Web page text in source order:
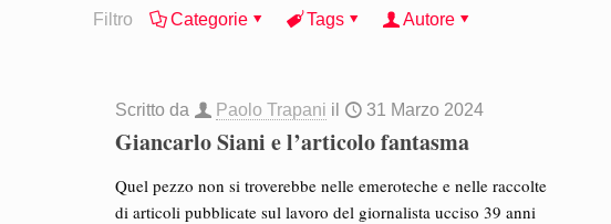
Filtro Categorie Tags Autore
Scritto da Paolo Trapani il 31 Marzo 2024
Giancarlo Siani e l’articolo fantasma
Quel pezzo non si troverebbe nelle emeroteche e nelle raccolte
di articoli pubblicate sul lavoro del giornalista ucciso 39 anni